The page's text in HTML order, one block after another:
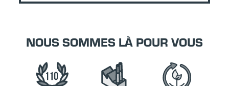
NOUS SOMMES LÀ POUR VOUS